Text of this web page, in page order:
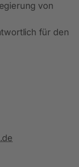
von
für den